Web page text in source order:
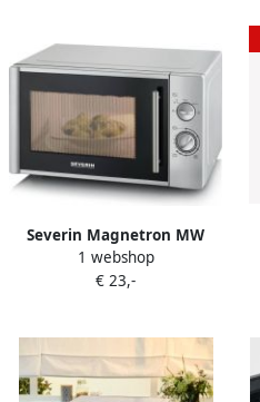
Severin Magnetron MW
7772 5 vermogensstanden
incl. ontdooiprogramma
1 webshop
€ 23,-